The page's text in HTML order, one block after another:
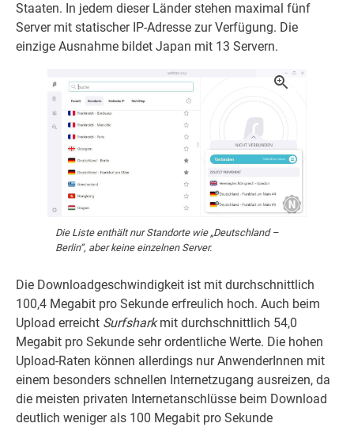
Staaten. In jedem dieser Länder stehen maximal fünf
Server mit statischer IP-Adresse zur Verfügung. Die
einzige Ausnahme bildet Japan mit 13 Servern.
Die Liste enthält nur Standorte wie „Deutschland –
Berlin“, aber keine einzelnen Server.
Die Downloadgeschwindigkeit ist mit durchschnittlich
100,4 Megabit pro Sekunde erfreulich hoch. Auch beim
Upload erreicht Surfsharkmit durchschnittlich 54,0
Megabit pro Sekunde sehr ordentliche Werte. Die hohen
Upload-Raten können allerdings nur AnwenderInnen mit
einem besonders schnellen Internetzugang ausreizen, da
die meisten privaten Internetanschlüsse beim Download
deutlich weniger als 100 Megabit pro Sekunde